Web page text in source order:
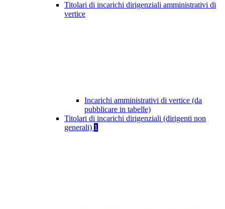
Titolari di incarichi dirigenziali amministrativi di
vertice
Incarichi amministrativi di vertice (da
pubblicare in tabelle)
Titolari di incarichi dirigenziali (dirigenti non
generali) 1